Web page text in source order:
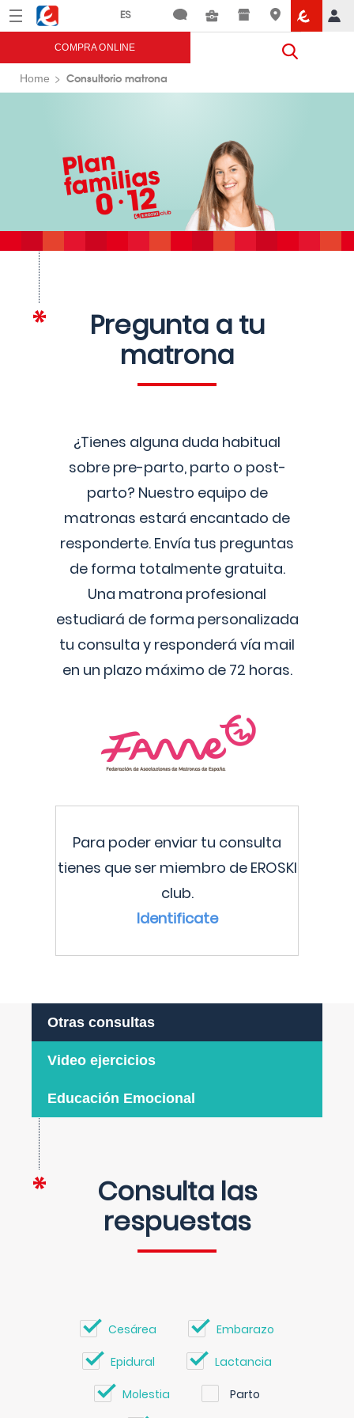
Menú Eroski
COMPRA ONLINE
Home Consultorio matrona
Pregunta a tu
matrona
¿Tienes alguna duda habitual
sobre pre-parto, parto o post-
parto? Nuestro equipo de
matronas estará encantado de
responderte. Envía tus preguntas
de forma totalmente gratuita.
Una matrona profesional
estudiará de forma personalizada
tu consulta y responderá vía mail
en un plazo máximo de 72 horas.
Para poder enviar tu consulta
tienes que ser miembro de EROSKI
club.
Identificate
Otras consultas
Video ejercicios
Educación Emocional
Consulta las
respuestas
Cesárea Embarazo
Epidural Lactancia
Molestia Parto